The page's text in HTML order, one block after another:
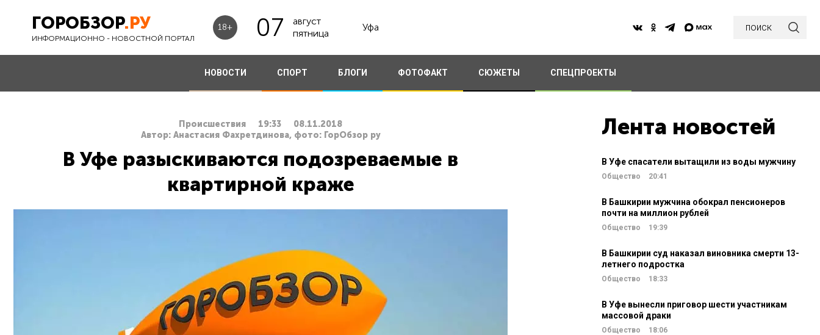
ГОРОБЗОР.РУ
ИНФОРМАЦИОННО - НОВОСТНОЙ ПОРТАЛ
18+ 07
август
пятница
Уфа поиск
НОВОСТИ СПОРТ БЛОГИ ФОТОФАКТ СЮЖЕТЫ СПЕЦПРОЕКТЫ
Происшествия 19:33
08.11.2018
Автор: Анастасия Фахретдинова, фото: ГорОбзор ру
В Уфе разыскиваются подозреваемые в
квартирной краже
Лента новостей
В Уфе спасатели вытащили из воды мужчину
Общество 20:41
В Башкирии мужчина обокрал пенсионеров
почти на миллион рублей
Общество 19:39
В Башкирии суд наказал виновника смерти 13-
летнего подростка
Общество 18:33
В Уфе вынесли приговор шести участникам
массовой драки
Общество 18:06